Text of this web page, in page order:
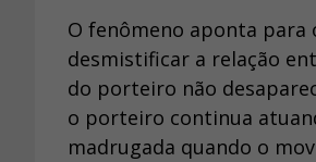
O fenômeno aponta para
desmistificar a relação
do porteiro não
o porteiro continua
madrugada quando o